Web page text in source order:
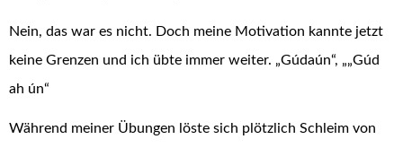
Nein, das war es nicht. Doch meine Motivation kannte jetzt
keine Grenzen und ich übte immer weiter. „Gúdaún“, „„Gúd
ah ún“
Während meiner Übungen löste sich plötzlich Schleim von